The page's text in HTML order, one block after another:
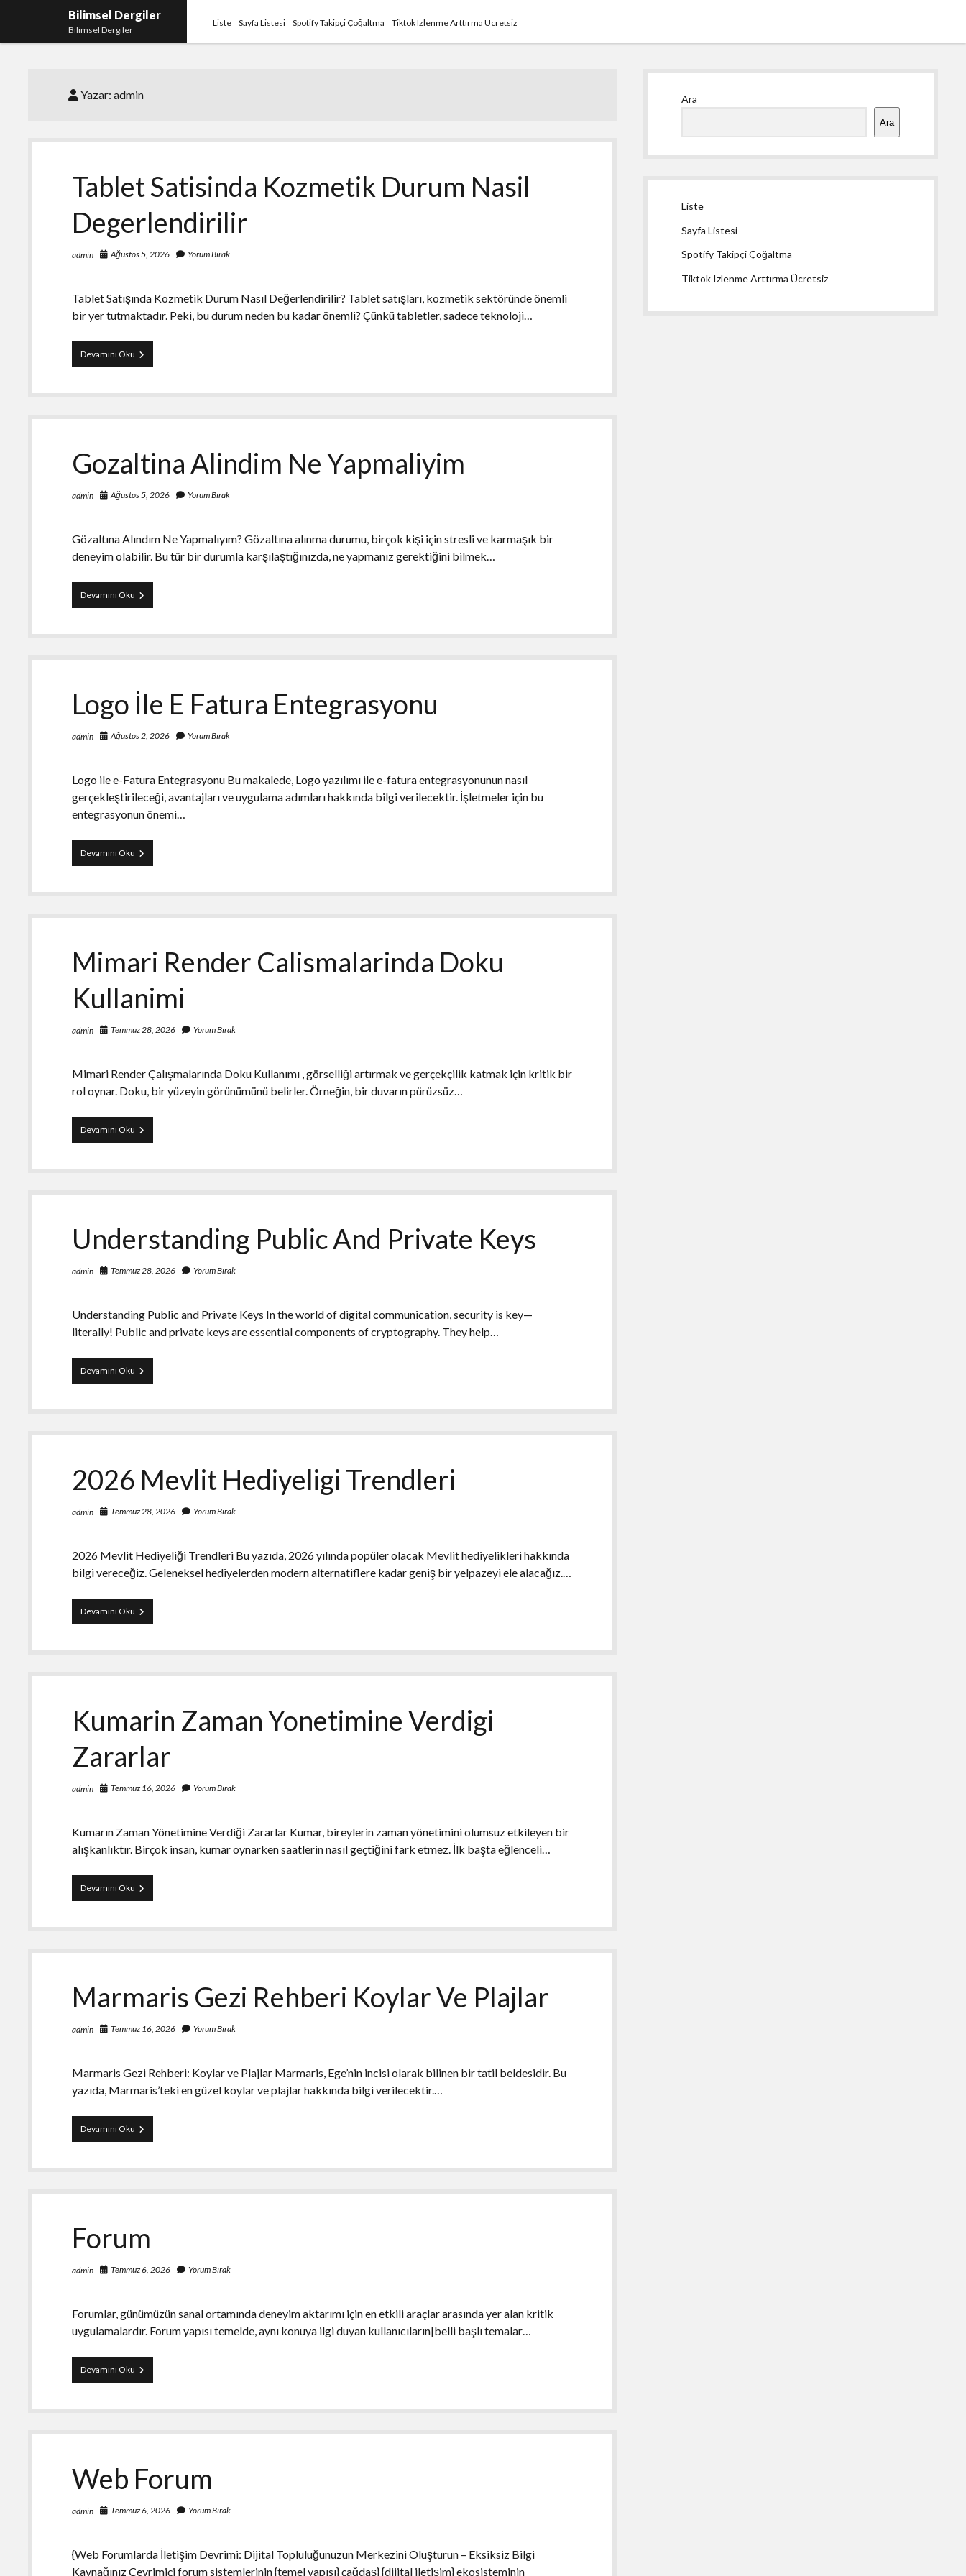
Bilimsel Dergiler
Bilimsel Dergiler
Liste Sayfa Listesi Spotify Takipçi Çoğaltma Tiktok Izlenme Arttırma Ücretsiz
Yazar:admin
Tablet Satisinda Kozmetik Durum Nasil
Degerlendirilir
admin Ağustos 5, 2026 Yorum Bırak
Tablet Satışında Kozmetik Durum Nasıl Değerlendirilir? Tablet satışları, kozmetik sektöründe önemli
bir yer tutmaktadır. Peki, bu durum neden bu kadar önemli? Çünkü tabletler, sadece teknoloji…
Devamını Oku Tablet
Satisinda
Durum
Degerlendirilir
Gozaltina Alindim Ne Yapmaliyim
admin Ağustos 5, 2026 Yorum Bırak
Gözaltına Alındım Ne Yapmalıyım? Gözaltına alınma durumu, birçok kişi için stresli ve karmaşık bir
deneyim olabilir. Bu tür bir durumla karşılaştığınızda, ne yapmanız gerektiğini bilmek…
Devamını Oku Gozaltina
Alindim
Yapmaliyim
Logo İle E Fatura Entegrasyonu
admin Ağustos 2, 2026 Yorum Bırak
Logo ile e-Fatura Entegrasyonu Bu makalede, Logo yazılımı ile e-fatura entegrasyonunun nasıl
gerçekleştirileceği, avantajları ve uygulama adımları hakkında bilgi verilecektir. İşletmeler için bu
entegrasyonun önemi…
Devamını Oku Logo
İle
Fatura
Mimari Render Calismalarinda Doku
Kullanimi
admin Temmuz 28, 2026 Yorum Bırak
Mimari Render Çalışmalarında Doku Kullanımı , görselliği artırmak ve gerçekçilik katmak için kritik bir
rol oynar. Doku, bir yüzeyin görünümünü belirler. Örneğin, bir duvarın pürüzsüz…
Devamını Oku Mimari
Render
Doku
Understanding Public And Private Keys
admin Temmuz 28, 2026 Yorum Bırak
Understanding Public and Private Keys In the world of digital communication, security is key—
literally! Public and private keys are essential components of cryptography. They help…
Devamını Oku Understanding
Public
Private
2026 Mevlit Hediyeligi Trendleri
admin Temmuz 28, 2026 Yorum Bırak
2026 Mevlit Hediyeliği Trendleri Bu yazıda, 2026 yılında popüler olacak Mevlit hediyelikleri hakkında
bilgi vereceğiz. Geleneksel hediyelerden modern alternatiflere kadar geniş bir yelpazeyi ele alacağız.…
Devamını Oku 2026
Mevlit
Trendleri
Kumarin Zaman Yonetimine Verdigi
Zararlar
admin Temmuz 16, 2026 Yorum Bırak
Kumarın Zaman Yönetimine Verdiği Zararlar Kumar, bireylerin zaman yönetimini olumsuz etkileyen bir
alışkanlıktır. Birçok insan, kumar oynarken saatlerin nasıl geçtiğini fark etmez. İlk başta eğlenceli…
Devamını Oku Kumarin
Zaman
Verdigi
Marmaris Gezi Rehberi Koylar Ve Plajlar
admin Temmuz 16, 2026 Yorum Bırak
Marmaris Gezi Rehberi: Koylar ve Plajlar Marmaris, Ege’nin incisi olarak bilinen bir tatil beldesidir. Bu
yazıda, Marmaris’teki en güzel koylar ve plajlar hakkında bilgi verilecektir.…
Devamını Oku Marmaris
Gezi
Koylar
Plajlar
Forum
admin Temmuz 6, 2026 Yorum Bırak
Forumlar, günümüzün sanal ortamında deneyim aktarımı için en etkili araçlar arasında yer alan kritik
uygulamalardır. Forum yapısı temelde, aynı konuya ilgi duyan kullanıcıların|belli başlı temalar…
Devamını Oku Forum
Web Forum
admin Temmuz 6, 2026 Yorum Bırak
{Web Forumlarda İletişim Devrimi: Dijital Topluluğunuzun Merkezini Oluşturun – Eksiksiz Bilgi
Kaynağınız Çevrimiçi forum sistemlerinin {temel yapısı} çağdaş} {dijital iletişim} ekosisteminin
Ara
Ara
Liste
Sayfa Listesi
Spotify Takipçi Çoğaltma
Tiktok Izlenme Arttırma Ücretsiz